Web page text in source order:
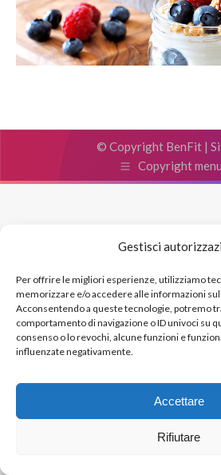
Gestisci
Per offrire le migliori esperienze, utilizziamo
memorizzare e/o accedere alle informazioni
Acconsentendo a queste tecnologie, potremo
comportamento di navigazione o ID univoci su
consenso o lo revochi, alcune funzioni e
influenzate negativamente.
Accettare
Rifiutare
© Copyright BenFit |
Copyright